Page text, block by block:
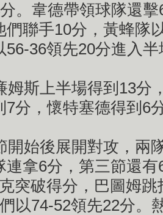
。韋德帶領球隊還
們聯手10分，黃蜂隊
56-36領先20分進入
斯上半場得到13分
7分，懷特塞德得到6
始後展開對攻，兩
連拿6分，第三節還
突破得分，巴圖姆
以74-52領先22分。